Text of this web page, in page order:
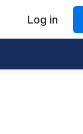
Log in